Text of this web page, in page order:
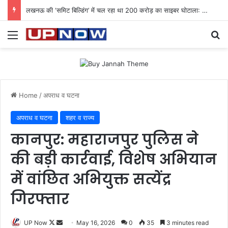
लखनऊ की ‘समिट बिल्डिंग’ में चल रहा था 200 करोड़ का साइबर घोटाला: 40 युवतियों समेत 119 गिरफ्तार
Menu
Home /अपराध व घटना
अपराध व घटना शहर व राज्य
कानपुर: महाराजपुर पुलिस ने
की बड़ी कार्रवाई, विशेष अभियान
में वांछित अभियुक्त सत्येंद्र
गिरफ्तार
UP Now
Follow
Send May 16, 2026 0 35 3 minutes read